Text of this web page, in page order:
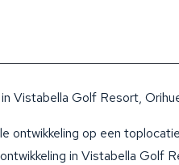
Vistabella Golf Resort,
ontwikkeling op een toplocatie
in Vistabella Golf